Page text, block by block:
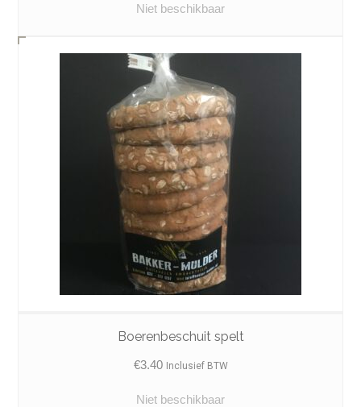
Niet beschikbaar
Boerenbeschuit spelt
€3.40 Inclusief BTW
Niet beschikbaar